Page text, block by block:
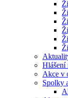
Hlášení
Akce v
Spolky